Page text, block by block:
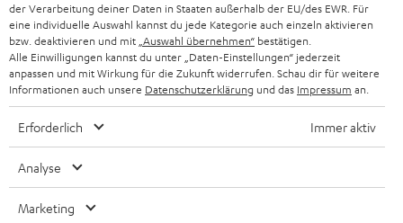
BLUETOOTH-KOPFHÖRER
STEREOANLAGEN
LAUTSPRECHER
ULTIMA-SERIE
IN-EAR-KOPFHÖRER
FANSHOP
NEWSLETTER
STORES
DEINE VORTEILE BEI TEUFEL
UNSER MANAGEMENT
NACHHALTIGKEIT
BELGIEN
FRANKREICH
POLEN
SPANIEN
der Verarbeitung deiner Daten in Staaten außerhalb der EU/des EWR. Für
eine individuelle Auswahl kannst du jede Kategorie auch einzeln aktivieren
bzw. deaktivieren und mit „Auswahl übernehmen“ bestätigen.
Alle Einwilligungen kannst du unter „Daten-Einstellungen“ jederzeit
anpassen und mit Wirkung für die Zukunft widerrufen. Schau dir für weitere
Informationen auch unsere Datenschutzerklärung und das Impressum an.
Erforderlich Immer aktiv
Analyse
Marketing